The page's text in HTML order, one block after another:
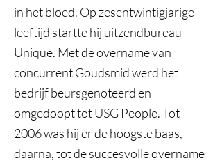
in het bloed. Op zesentwintigjarige
leeftijd startte hij uitzendbureau
Unique. Met de overname van
concurrent Goudsmid werd het
bedrijf beursgenoteerd en
omgedoopt tot USG People. Tot
2006 was hij er de hoogste baas,
daarna, tot de succesvolle overname